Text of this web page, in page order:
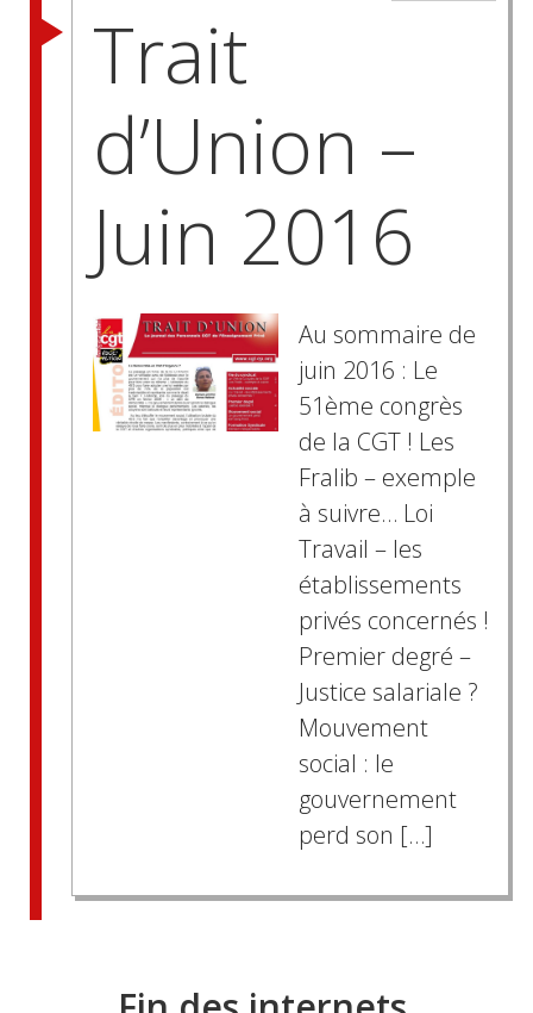
Trait
d’Union –
Juin 2016
Au sommaire de
juin 2016 : Le
51ème congrès
de la CGT ! Les
Fralib – exemple
à suivre… Loi
Travail – les
établissements
privés concernés !
Premier degré –
Justice salariale ?
Mouvement
social : le
gouvernement
perd son […]